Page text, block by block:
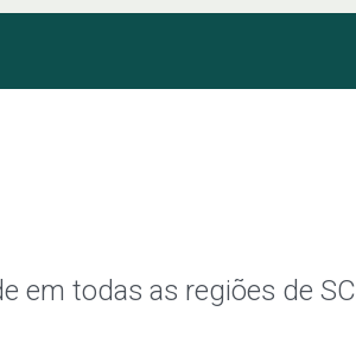
em todas as regiões de SC